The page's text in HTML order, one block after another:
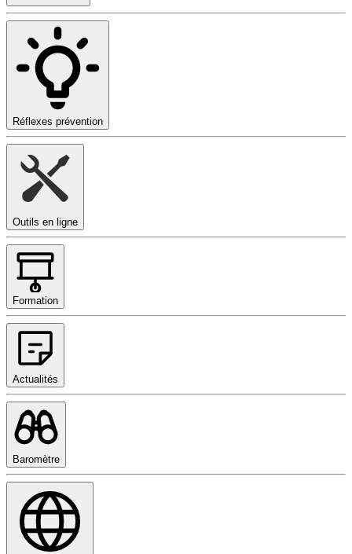
Réflexes prévention
Outils en ligne
Formation
Actualités
Baromètre